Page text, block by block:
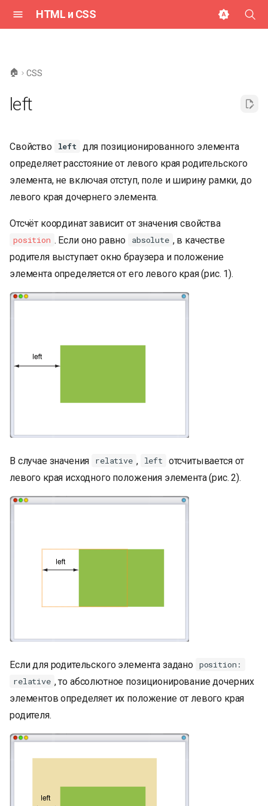
HTML и CSS
ц
а
л
ц
и
я
🏠 CSS
left
Свойство left
для позиционированного элемента
определяет расстояние от левого края родительского
элемента, не включая отступ, поле и ширину рамки, до
левого края дочернего элемента.
Отсчёт координат зависит от значения свойства
position . Если оно равно absolute , в качестве
родителя выступает окно браузера и положение
элемента определяется от его левого края (рис. 1).
В случае значения relative , left
отсчитывается от
левого края исходного положения элемента (рис. 2).
Если для родительского элемента задано position:
relative , то абсолютное позиционирование дочерних
элементов определяет их положение от левого края
родителя.